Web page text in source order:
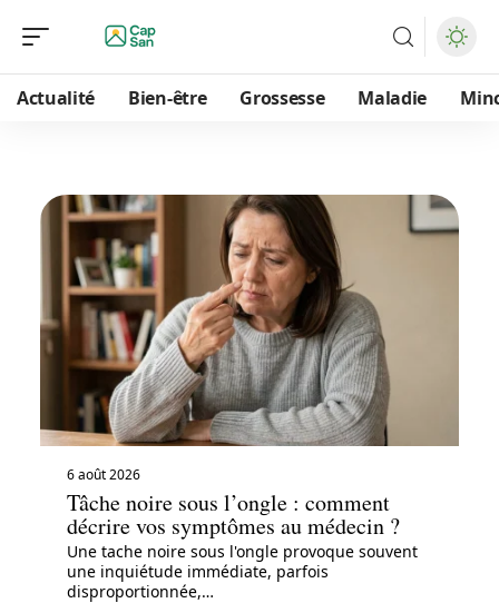
Actualité Bien-être Grossesse Maladie
6 août 2026
Tâche noire sous l’ongle : comment
décrire vos symptômes au médecin ?
Une tache noire sous l'ongle provoque souvent
une inquiétude immédiate, parfois
disproportionnée,…